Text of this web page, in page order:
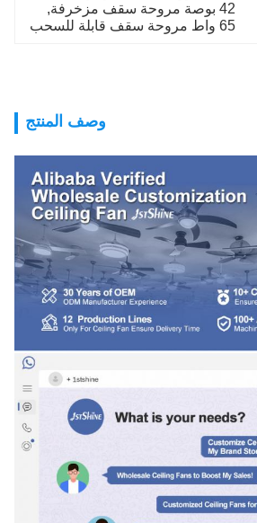
42 بوصة مروحة سقف مزخرفة
,
65 واط مروحة سقف قابلة للسحب
وصف المنتج